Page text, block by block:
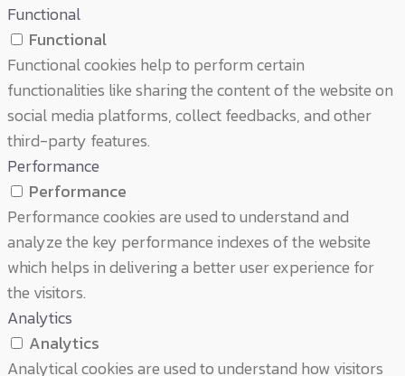
Functional
Functional
Functional cookies help to perform certain
functionalities like sharing the content of the website on
social media platforms, collect feedbacks, and other
third-party features.
Performance
Performance
Performance cookies are used to understand and
analyze the key performance indexes of the website
which helps in delivering a better user experience for
the visitors.
Analytics
Analytics
Analytical cookies are used to understand how visitors